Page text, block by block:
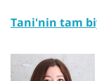
Tani'nin tam